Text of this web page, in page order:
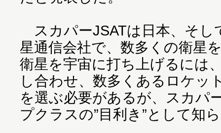
スカパーJSATは日本、そし
星通信会社で、数多くの衛星
衛星を宇宙に打ち上げるには
し合わせ、数多くあるロケッ
を選ぶ必要があるが、スカパ
プクラスの”目利き”として知